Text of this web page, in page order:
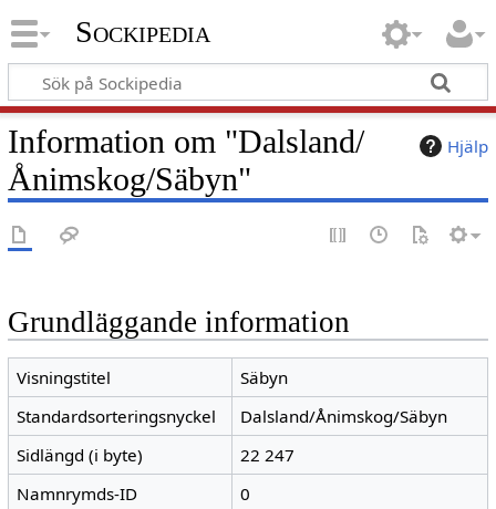
Sockipedia
Hjälp
Information om "Dalsland/
Ånimskog/Säbyn"
Grundläggande information
Visningstitel
Säbyn
Standardsorteringsnyckel
Dalsland/Ånimskog/Säbyn
Sidlängd (i byte)
22 247
Namnrymds-ID
0